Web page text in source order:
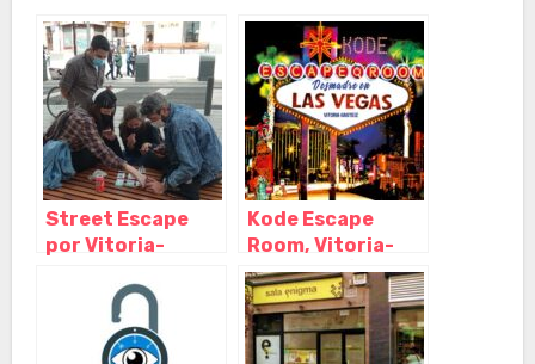
Street Escape
por Vitoria-
Gasteiz – Álava
Kode Escape
Room, Vitoria-
Gasteiz – Álava